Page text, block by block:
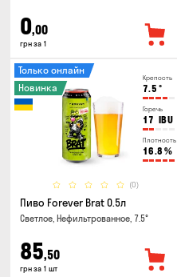
0,00
грн за 1
Крепость
7.5 °
Горечь
17 IBU
Плотность
16.8 %
(0)
Только онлайн
Новинка
Пиво Forever Brat 0.5л
Светлое, Нефильтрованное, 7.5°
85,50
грн за 1 шт